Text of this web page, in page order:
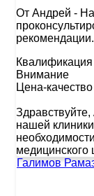
От Андрей -
Квалификация
Внимание
Цена-качество
нашей
Галимов